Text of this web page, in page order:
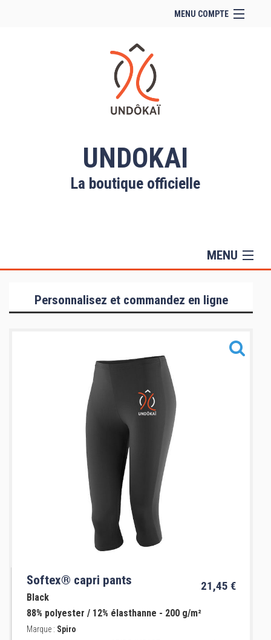
MENU COMPTE
Site Web du club
Facebook
Se connecter
Panier (vide)
UNDOKAI
La boutique officielle
MENU
Collection Femmes
Informations
Personnalisez et commandez en ligne
Softex® capri pants 21,45 €
Black
88% polyester / 12% élasthanne - 200 g/m²
Marque : Spiro